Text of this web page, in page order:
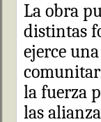
La obra
distintas
ejerce
la fuerza
las